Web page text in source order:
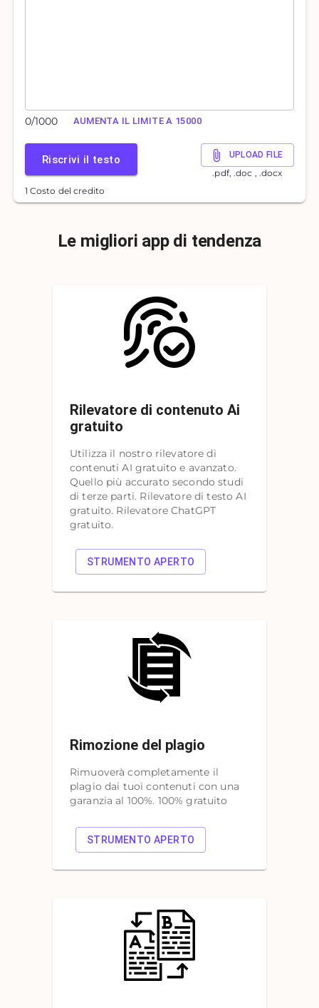
0/1000 AUMENTA IL LIMITE A 15000
Riscrivi il testo UPLOAD FILE
.pdf, .doc , .docx
1 Costo del credito
Le migliori app di tendenza
Rilevatore di contenuto Ai
gratuito
Utilizza il nostro rilevatore di
contenuti AI gratuito e avanzato.
Quello più accurato secondo studi
di terze parti. Rilevatore di testo AI
gratuito. Rilevatore ChatGPT
gratuito.
STRUMENTO APERTO
Rimozione del plagio
Rimuoverà completamente il
plagio dai tuoi contenuti con una
garanzia al 100%. 100% gratuito
STRUMENTO APERTO